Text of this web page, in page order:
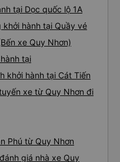
tại Dọc quốc lộ 1A
khởi hành tại Quầy vé
xe Quy Nhơn)
tại
khởi hành tại Cát Tiến
xe từ Quy Nhơn đi
Phú từ Quy Nhơn
giá nhà xe Quy